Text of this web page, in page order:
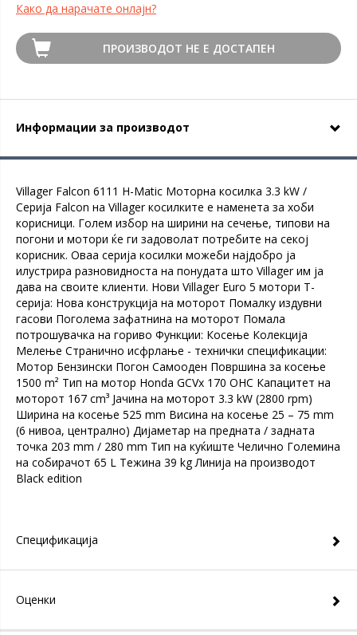
Како да нарачате онлајн?
ПРОИЗВОДОТ НЕ Е ДОСТАПЕН
Информации за производот
Villager Falcon 6111 H-Matic Моторна косилка 3.3 kW /
Серија Falcon на Villager косилките е наменета за хоби
корисници. Голем избор на ширини на сечење, типови на
погони и мотори ќе ги задоволат потребите на секој
корисник. Оваа серија косилки можеби најдобро ја
илустрира разновидноста на понудата што Villager им ја
дава на своите клиенти. Нови Villager Euro 5 мотори Т-
серија: Нова конструкција на моторот Помалку издувни
гасови Поголема зафатнина на моторот Помала
потрошувачка на гориво Функции: Косење Колекција
Мелење Странично исфрлање - технички спецификации:
Мотор Бензински Погон Самооден Површина за косење
1500 m² Тип на мотор Honda GCVx 170 OHC Капацитет на
моторот 167 cm³ Јачина на моторот 3.3 kW (2800 rpm)
Ширина на косење 525 mm Висина на косење 25 – 75 mm
(6 нивоа, централно) Дијаметар на предната / задната
точка 203 mm / 280 mm Тип на куќиште Челично Големина
на собирачот 65 L Тежина 39 kg Линија на производот
Black edition
Спецификација
Оценки